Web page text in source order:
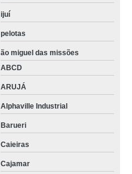
ijuí
pelotas
ão miguel das missões
ABCD
ARUJÁ
Alphaville Industrial
Barueri
Caieiras
Cajamar